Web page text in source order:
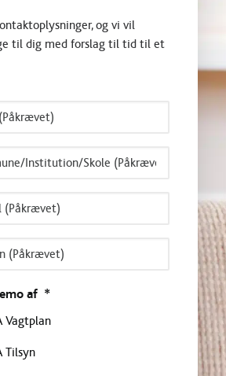
og vi vil
til dig med forslag til tid til et
Skole
af *
Vagtplan
Tilsyn